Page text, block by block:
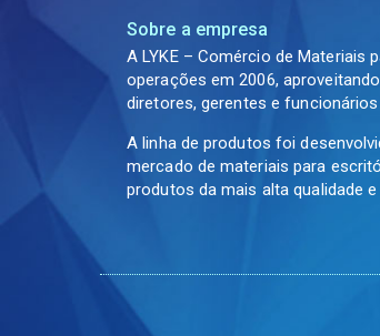
Sobre a empresa
A LYKE – Comércio de Materiais
operações em 2006,
diretores, gerentes e
A linha de produtos foi
mercado de materiais para
produtos da mais alta qualidade